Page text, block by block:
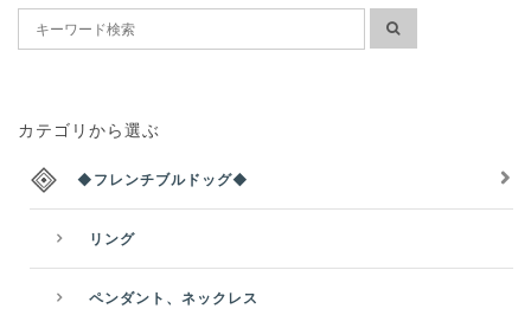
カテゴリから選ぶ
◆フレンチブルドッグ◆
リング
ペンダント、ネックレス